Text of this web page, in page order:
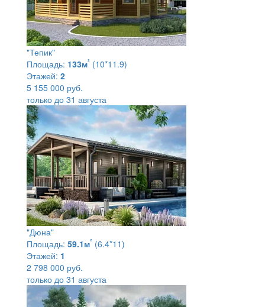
"Тепик"
Площадь: 133м² (10*11.9)
Этажей: 2
5 155 000 руб.
только до 31 августа
"Дюна"
Площадь: 59.1м² (6.4*11)
Этажей: 1
2 798 000 руб.
только до 31 августа